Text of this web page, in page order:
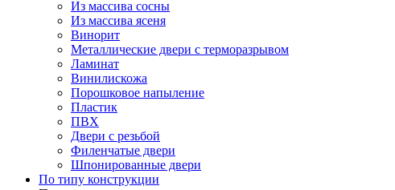
Из массива сосны
Из массива ясеня
Винорит
Металлические двери с терморазрывом
Ламинат
Винилискожа
Порошковое напыление
Пластик
ПВХ
Двери с резьбой
Филенчатые двери
Шпонированные двери
По типу конструкции